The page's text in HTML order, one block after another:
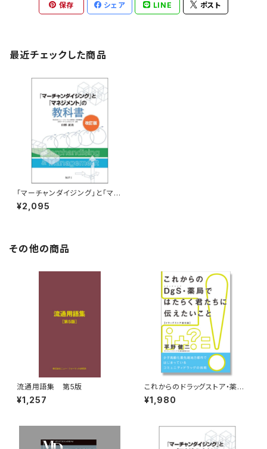
保存 シェア LINE ポスト
最近チェックした商品
｢マーチャンダイジング｣と｢マネ
ジメント」の教科書-改訂版-
¥2,095
その他の商品
流通用語集 第5版
¥1,257
これからのドラッグストア・薬局
ではたらく君たちに伝えたいこと
¥1,980